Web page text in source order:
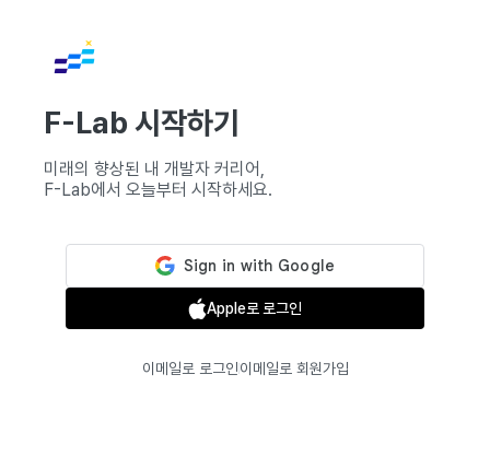
F-Lab 시작하기
미래의 향상된 내 개발자 커리어,
F-Lab에서 오늘부터 시작하세요.
Apple로 로그인
이메일로 로그인이메일로 회원가입